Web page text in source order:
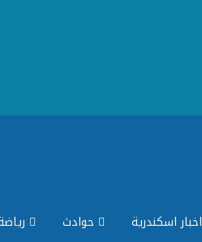
اخبار اسكندرية حوادث